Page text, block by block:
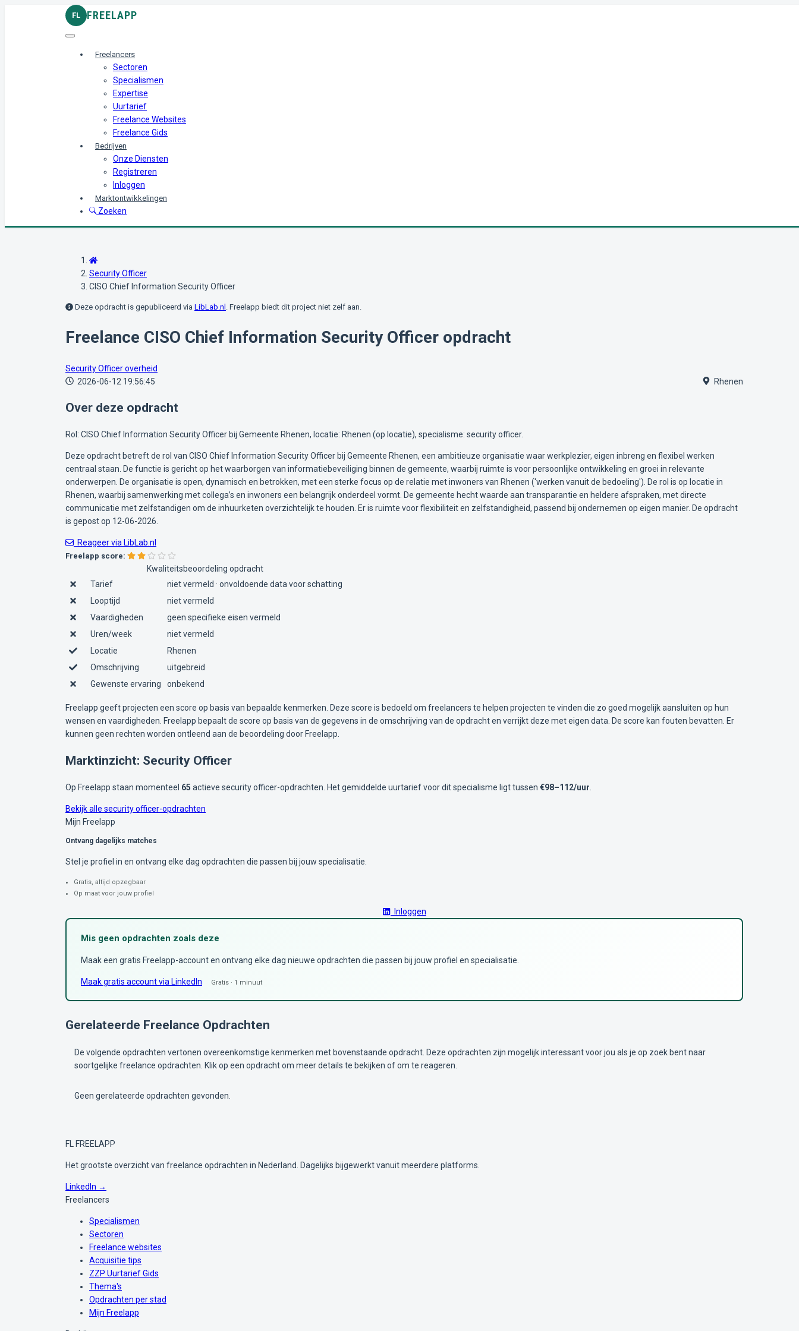
FL FREELAPP
Freelancers
Sectoren
Specialismen
Expertise
Uurtarief
Freelance Websites
Freelance Gids
Bedrijven
Onze Diensten
Registreren
Inloggen
Marktontwikkelingen
Zoeken
Security Officer
CISO Chief Information Security Officer
Deze opdracht is gepubliceerd via LibLab.nl . Freelapp biedt dit project niet zelf aan.
Freelance CISO Chief Information Security Officer opdracht
Security Officeroverheid
2026-06-12 19:56:45
Rhenen
Over deze opdracht
Rol: CISO Chief Information Security Officer bij Gemeente Rhenen, locatie: Rhenen (op locatie), specialisme: security officer.
Deze opdracht betreft de rol van CISO Chief Information Security Officer bij Gemeente Rhenen, een ambitieuze organisatie waar werkplezier, eigen inbreng en flexibel werken
centraal staan. De functie is gericht op het waarborgen van informatiebeveiliging binnen de gemeente, waarbij ruimte is voor persoonlijke ontwikkeling en groei in relevante
onderwerpen. De organisatie is open, dynamisch en betrokken, met een sterke focus op de relatie met inwoners van Rhenen ('werken vanuit de bedoeling'). De rol is op locatie in
Rhenen, waarbij samenwerking met collega’s en inwoners een belangrijk onderdeel vormt. De gemeente hecht waarde aan transparantie en heldere afspraken, met directe
communicatie met zelfstandigen om de inhuurketen overzichtelijk te houden. Er is ruimte voor flexibiliteit en zelfstandigheid, passend bij ondernemen op eigen manier. De opdracht
is gepost op 12-06-2026.
Reageer via LibLab.nl
Freelapp score:
Kwaliteitsbeoordeling opdracht
Tarief
niet vermeld · onvoldoende data voor schatting
Looptijd
niet vermeld
Vaardigheden
geen specifieke eisen vermeld
Uren/week
niet vermeld
Locatie
Rhenen
Omschrijving
uitgebreid
Gewenste ervaring
onbekend
Freelapp geeft projecten een score op basis van bepaalde kenmerken. Deze score is bedoeld om freelancers te helpen projecten te vinden die zo goed mogelijk aansluiten op hun
wensen en vaardigheden. Freelapp bepaalt de score op basis van de gegevens in de omschrijving van de opdracht en verrijkt deze met eigen data. De score kan fouten bevatten. Er
kunnen geen rechten worden ontleend aan de beoordeling door Freelapp.
Marktinzicht: Security Officer
Op Freelapp staan momenteel 65 actieve security officer-opdrachten. Het gemiddelde uurtarief voor dit specialisme ligt tussen €98–112/uur
Bekijk alle security officer-opdrachten
Mijn Freelapp
Ontvang dagelijks matches
Stel je profiel in en ontvang elke dag opdrachten die passen bij jouw specialisatie.
Gratis, altijd opzegbaar
Op maat voor jouw profiel
Inloggen
Mis geen opdrachten zoals deze
Maak een gratis Freelapp-account en ontvang elke dag nieuwe opdrachten die passen bij jouw profiel en specialisatie.
Maak gratis account via LinkedIn Gratis · 1 minuut
Gerelateerde Freelance Opdrachten
De volgende opdrachten vertonen overeenkomstige kenmerken met bovenstaande opdracht. Deze opdrachten zijn mogelijk interessant voor jou als je op zoek bent naar
soortgelijke freelance opdrachten. Klik op een opdracht om meer details te bekijken of om te reageren.
Geen gerelateerde opdrachten gevonden.
FL FREELAPP
Het grootste overzicht van freelance opdrachten in Nederland. Dagelijks bijgewerkt vanuit meerdere platforms.
LinkedIn →
Freelancers
Specialismen
Sectoren
Freelance websites
Acquisitie tips
ZZP Uurtarief Gids
Thema's
Opdrachten per stad
Mijn Freelapp